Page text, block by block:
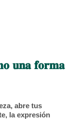
𝐮𝐧𝐚 𝐟𝐨𝐫𝐦𝐚
abre tus
la expresión